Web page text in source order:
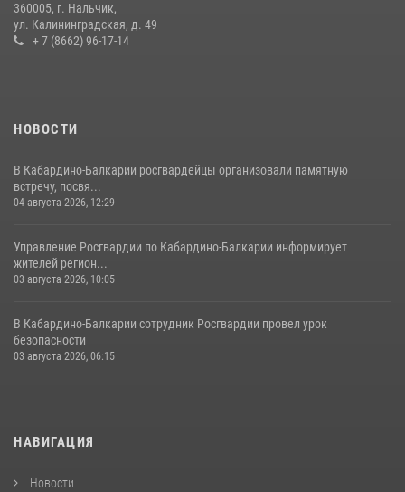
В Кабардино-Балкарии при силовой поддержке росгвардии
задержали группу лиц с крупной партией наркотиков
360005, г. Нальчик,
ул. Калининградская, д. 49
+ 7 (8662) 96-17-14
НОВОСТИ
В Кабардино-Балкарии росгвардейцы организовали памятную
встречу, посвя...
04 августа 2026, 12:29
Управление Росгвардии по Кабардино-Балкарии информирует
жителей регион...
03 августа 2026, 10:05
В Кабардино‑Балкарии сотрудник Росгвардии провел урок
безопасности
03 августа 2026, 06:15
НАВИГАЦИЯ
Новости